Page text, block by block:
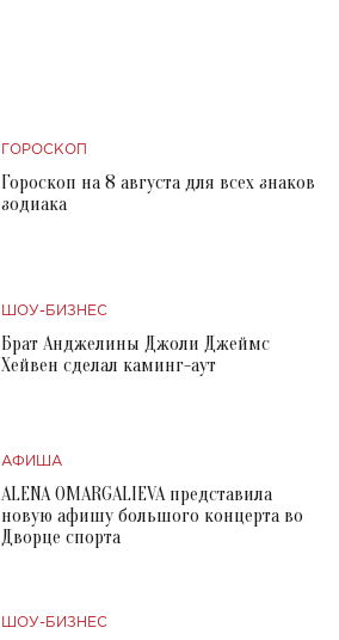
ГОРОСКОП
Гороскоп на 8 августа для всех знаков
зодиака
ШОУ-БИЗНЕС
Брат Анджелины Джоли Джеймс
Хейвен сделал каминг-аут
АФИША
ALENA OMARGALIEVA представила
новую афишу большого концерта во
Дворце спорта
ШОУ-БИЗНЕС